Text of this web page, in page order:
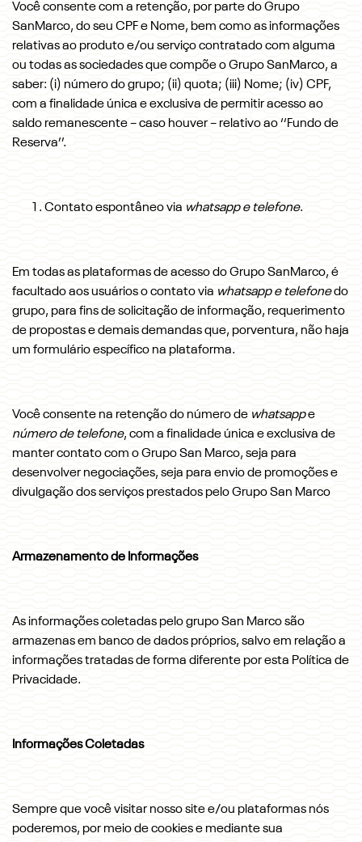
Você consente com a retenção, por parte do Grupo
SanMarco, do seu CPF e Nome, bem como as informações
relativas ao produto e/ou serviço contratado com alguma
ou todas as sociedades que compõe o Grupo SanMarco, a
saber: (i) número do grupo; (ii) quota; (iii) Nome; (iv) CPF,
com a finalidade única e exclusiva de permitir acesso ao
saldo remanescente – caso houver – relativo ao ‘‘Fundo de
Reserva’’.
Contato espontâneo via whatsapp e telefone.
Em todas as plataformas de acesso do Grupo SanMarco, é
facultado aos usuários o contato via whatsapp e telefonedo
grupo, para fins de solicitação de informação, requerimento
de propostas e demais demandas que, porventura, não haja
um formulário específico na plataforma.
Você consente na retenção do número de whatsappe
número de telefone, com a finalidade única e exclusiva de
manter contato com o Grupo San Marco, seja para
desenvolver negociações, seja para envio de promoções e
divulgação dos serviços prestados pelo Grupo San Marco
Armazenamento de Informações
As informações coletadas pelo grupo San Marco são
armazenas em banco de dados próprios, salvo em relação a
informações tratadas de forma diferente por esta Política de
Privacidade.
Informações Coletadas
Sempre que você visitar nosso site e/ou plataformas nós
poderemos, por meio de cookies e mediante sua